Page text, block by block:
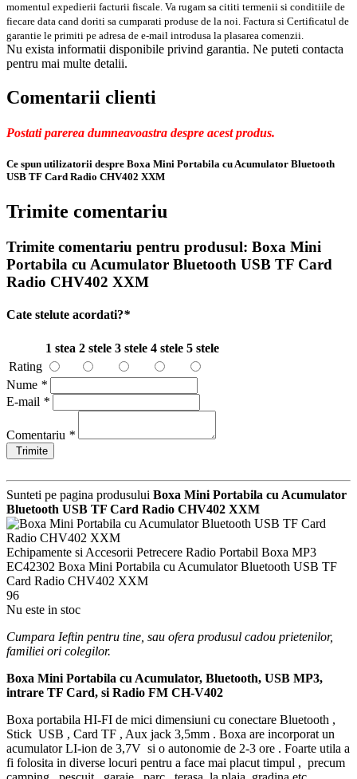
momentul expedierii facturii fiscale. Va rugam sa cititi termenii si conditiile de
fiecare data cand doriti sa cumparati produse de la noi. Factura si Certificatul de
garantie le primiti pe adresa de e-mail introdusa la plasarea comenzii.
Nu exista informatii disponibile privind garantia. Ne puteti contacta
pentru mai multe detalii.
Comentarii clienti
Postati parerea dumneavoastra despre acest produs.
Ce spun utilizatorii despre Boxa Mini Portabila cu Acumulator Bluetooth
USB TF Card Radio CHV402 XXM
Trimite comentariu
Trimite comentariu pentru produsul: Boxa Mini
Portabila cu Acumulator Bluetooth USB TF Card
Radio CHV402 XXM
Cate stelute acordati?*
1 stea 2 stele 3 stele 4 stele 5 stele
Rating
Nume *
E-mail *
Comentariu *
Trimite
Sunteti pe pagina produsului Boxa Mini Portabila cu Acumulator
Bluetooth USB TF Card Radio CHV402 XXM
Echipamente si Accesorii Petrecere Radio Portabil Boxa MP3
EC42302 Boxa Mini Portabila cu Acumulator Bluetooth USB TF
Card Radio CHV402 XXM
96
Nu este in stoc
Cumpara Ieftin pentru tine, sau ofera produsul cadou prietenilor,
familiei ori colegilor.
Boxa Mini Portabila cu Acumulator, Bluetooth, USB MP3,
intrare TF Card, si Radio FM CH-V402
Boxa portabila HI-FI de mici dimensiuni cu conectare Bluetooth ,
Stick USB , Card TF , Aux jack 3,5mm . Boxa are incorporat un
acumulator LI-ion de 3,7V si o autonomie de 2-3 ore . Foarte utila a
fi folosita in diverse locuri pentru a face mai placut timpul , precum